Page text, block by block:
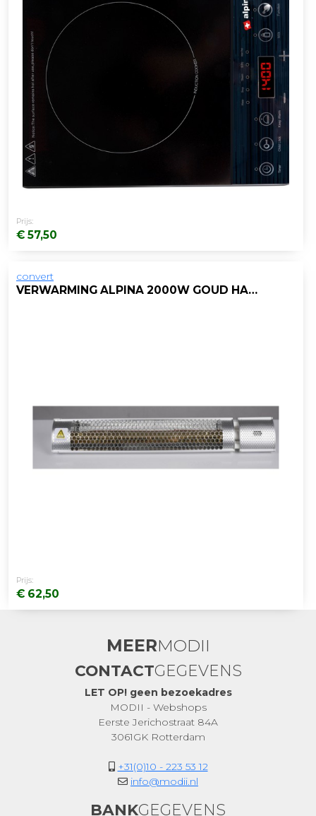
Prijs:
€ 57,50
convert
VERWARMING ALPINA 2000W GOUD HALOGEEN
Prijs:
€ 62,50
MEERMODII
CONTACTGEGEVENS
LET OP! geen bezoekadres
MODII - Webshops
Eerste Jerichostraat 84A
3061GK Rotterdam
+31(0)10 - 223 53 12
info@modii.nl
BANKGEGEVENS